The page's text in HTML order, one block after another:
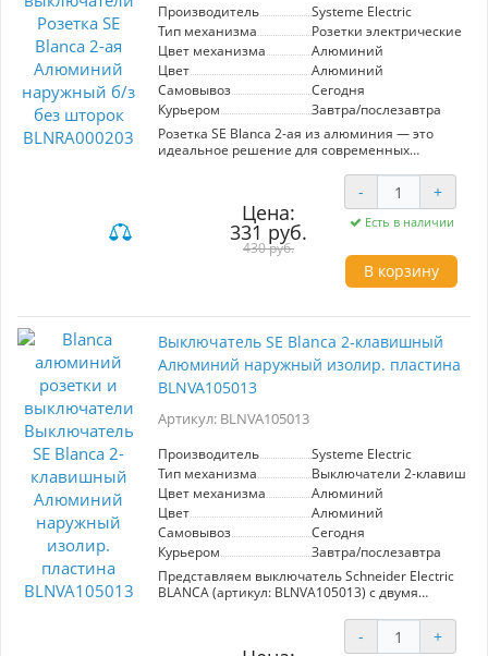
эстетики от производителя Systeme Electric.
Производитель
Systeme Electric
Тип механизма
Розетки электрические
Цвет механизма
Алюминий
Цвет
Алюминий
Самовывоз
Сегодня
Курьером
Завтра/послезавтра
Розетка SE Blanca 2-ая из алюминия — это
идеальное решение для современных
высококачественных материалов, она
обеспечивает надежное и безопасное
подключение электрооборудования.
Отсутствие шторок упрощает доступ к розетке,
что делает её удобной для использования в
ситуациях, когда требуется частое
подключение и отключение устройств,
заведениях. Элегантный алюминиевый цвет
подчеркивая стиль и современность вашего
пространства.
Цена:
331 руб.
430 руб.
- +
Есть в наличии
В корзину
Выключатель SE Blanca 2-клавишный
Алюминий наружный изолир. пластина
BLNVA105013
Артикул: BLNVA105013
Производитель
Systeme Electric
Тип механизма
Выключатели 2-
Цвет механизма
Алюминий
Цвет
Алюминий
Самовывоз
Сегодня
Курьером
Завтра/послезавтра
Представляем выключатель Schneider Electric
BLANCA (артикул: BLNVA105013) с двумя
алюминия для наружной установки. Этот
надежный инструмент разработан для
- +